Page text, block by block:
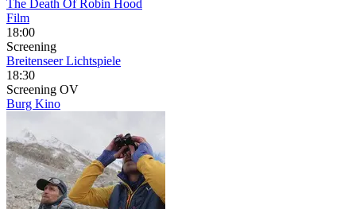
The Death Of Robin Hood
Film
18:00
Screening
Breitenseer Lichtspiele
18:30
Screening OV
Burg Kino